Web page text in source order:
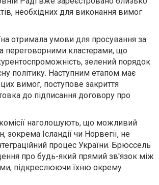
необхідних для виконання вимог
отримала умови для просування за
переговорними кластерами, що
зелений порядок
політику. Наступним етапом має
вимог, поступове закриття
до підписання договору про
наголошують, що можливий
зокрема Ісландії чи Норвегії, не
процес України. Брюссель
про будь-який прямий зв'язок між
підкреслюючи їхню окрему